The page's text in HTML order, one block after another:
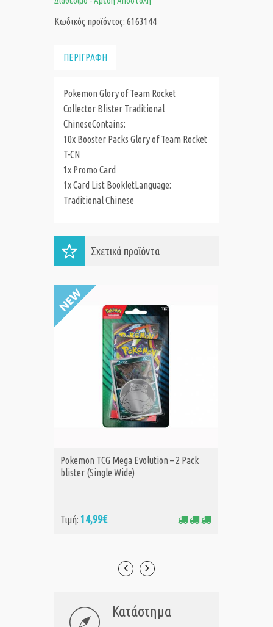
Κωδικός προϊόντος: 6163144
ΠΕΡΙΓΡΑΦΗ
Pokemon Glory of Team Rocket
Collector Blister Traditional
ChineseContains:
10x Booster Packs Glory of Team Rocket
T-CN
1x Promo Card
1x Card List BookletLanguage:
Traditional Chinese
Σχετικά προϊόντα
ΑΓΟΡΑ
Pokemon TCG Mega Evolution – 2 Pack
blister (Single Wide)
Τιμή: 14,99€
Κατάστημα